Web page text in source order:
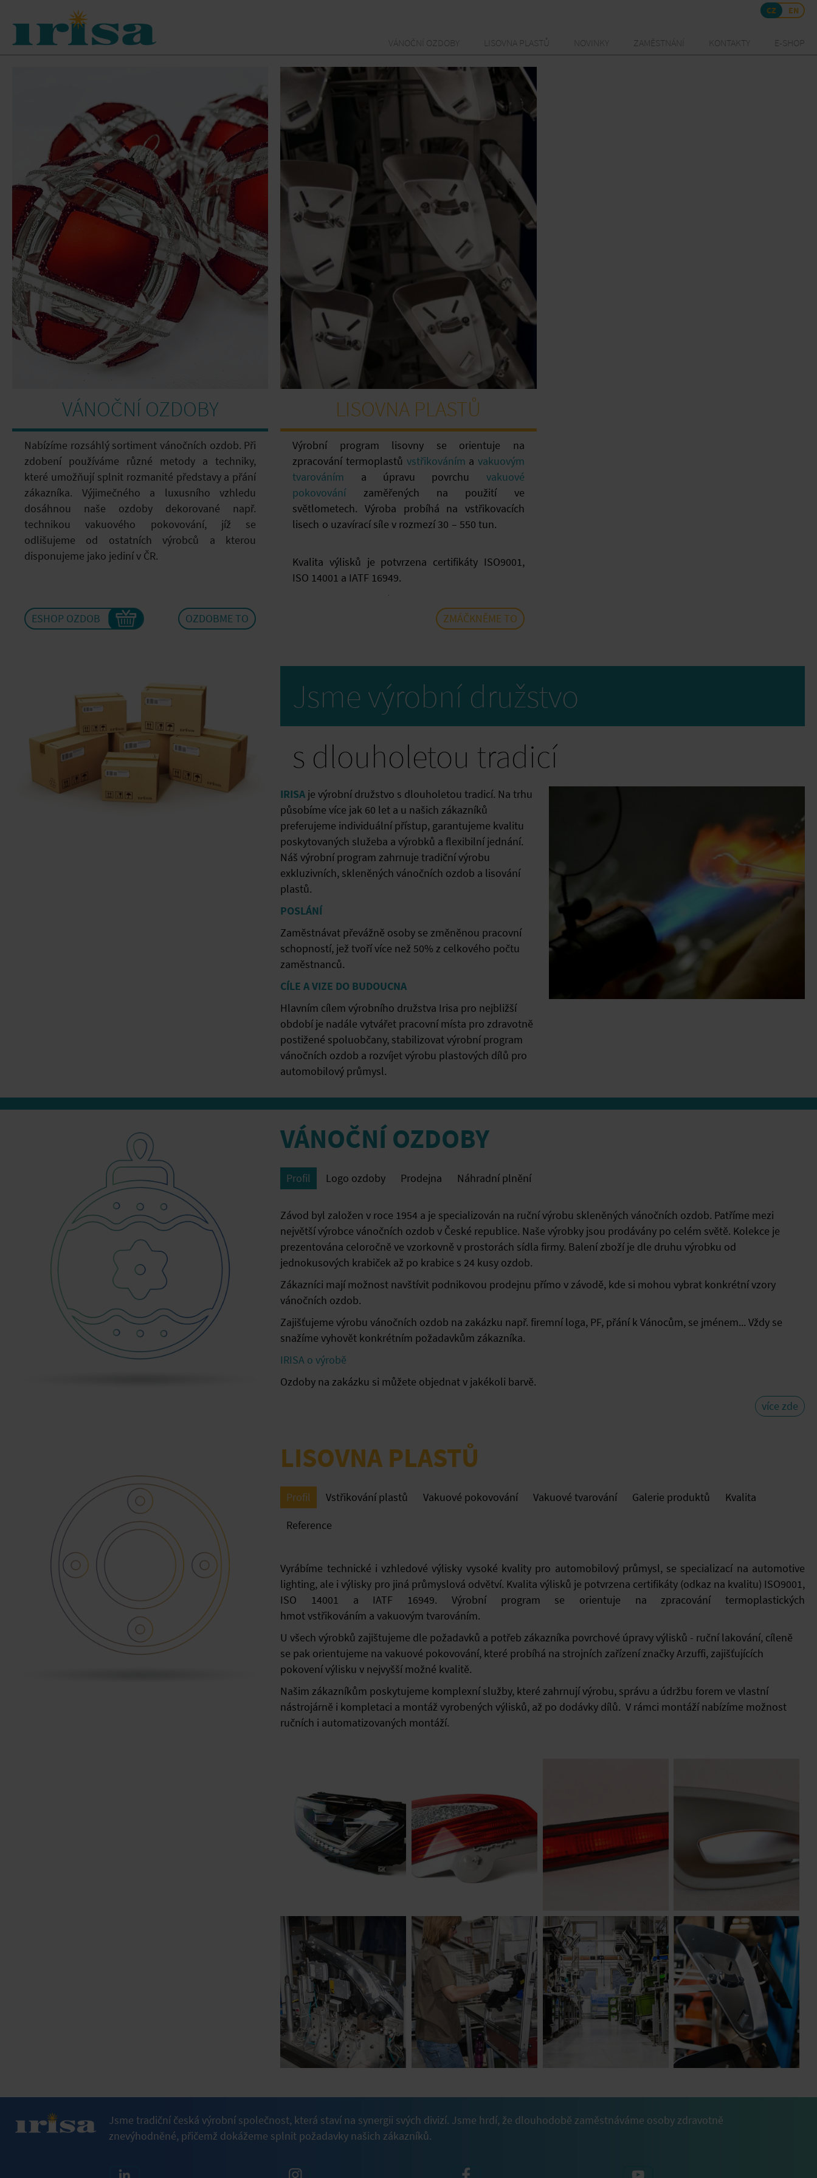
CZ EN
E-SHOP
KONTAKTY
ZAMĚSTNÁNÍ
NOVINKY
LISOVNA PLASTŮ
VÁNOČNÍ OZDOBY
VÁNOČNÍ OZDOBY
Nabízíme rozsáhlý sortiment vánočních ozdob. Při
zdobení používáme různé metody a techniky,
které umožňují splnit rozmanité představy a přání
zákazníka. Výjimečného a luxusního vzhledu
dosáhnou naše ozdoby dekorované např.
technikou vakuového pokovování, jíž se
odlišujeme od ostatních výrobců a kterou
disponujeme jako jediní v ČR.
OZDOBME TO
ESHOP OZDOB
LISOVNA PLASTŮ
Výrobní program lisovny se orientuje na
zpracování termoplastů vstřikováním a vakuovým
tvarováním
a úpravu povrchu vakuové
pokovování zaměřených na použití ve
světlometech. Výroba probíhá na vstřikovacích
lisech o uzavírací síle v rozmezí 30 – 550 tun.
Kvalita výlisků je potvrzena certifikáty ISO9001,
ISO 14001 a IATF 16949.
Produkce je převážně zaměřena na oblast
Automotive. Vyrábíme díly do předních a zadních
světlometů, blinkry, vnitřní osvětlení a další
zákazníci z oblasti office, balení nebo výbušnin.
ZMÁČKNĚME TO
Jsme výrobní družstvo
s dlouholetou tradicí
IRISA je výrobní družstvo s dlouholetou tradicí. Na trhu
působíme více jak 60 let a u našich zákazníků
preferujeme individuální přístup, garantujeme kvalitu
poskytovaných služeba a výrobků a flexibilní jednání.
Náš výrobní program zahrnuje tradiční výrobu
exkluzivních, skleněných vánočních ozdob a lisování
plastů.
POSLÁNÍ
Zaměstnávat převážně osoby se změněnou pracovní
schopností, jež tvoří více než 50% z celkového počtu
zaměstnanců.
CÍLE A VIZE DO BUDOUCNA
Hlavním cílem výrobního družstva Irisa pro nejbližší
období je nadále vytvářet pracovní místa pro zdravotně
postižené spoluobčany, stabilizovat výrobní program
vánočních ozdob a rozvíjet výrobu plastových dílů pro
automobilový průmysl.
VÁNOČNÍ OZDOBY
Profil Logo ozdoby Prodejna Náhradní plnění
Závod byl založen v roce 1954 a je specializován na ruční výrobu skleněných vánočních ozdob. Patříme mezi
největší výrobce vánočních ozdob v České republice. Naše výrobky jsou prodávány po celém světě. Kolekce je
prezentována celoročně ve vzorkovně v prostorách sídla firmy. Balení zboží je dle druhu výrobku od
jednokusových krabiček až po krabice s 24 kusy ozdob.
Zákazníci mají možnost navštívit podnikovou prodejnu přímo v závodě, kde si mohou vybrat konkrétní vzory
vánočních ozdob.
Zajišťujeme výrobu vánočních ozdob na zakázku např. firemní loga, PF, přání k Vánocům, se jménem... Vždy se
snažíme vyhovět konkrétním požadavkům zákazníka.
IRISA o výrobě
Ozdoby na zakázku si můžete objednat v jakékoli barvě.
více zde
LISOVNA PLASTŮ
Profil Vstřikování plastů Vakuové pokovování Vakuové tvarování Galerie produktů Kvalita
Reference
Vyrábíme technické i vzhledové výlisky vysoké kvality pro automobilový průmysl, se specializací na automotive
lighting, ale i výlisky pro jiná průmyslová odvětví. Kvalita výlisků je potvrzena certifikáty (odkaz na kvalitu) ISO9001,
ISO 14001 a IATF 16949. Výrobní program se orientuje na zpracování termoplastických
hmotvstřikováním avakuovým tvarováním.
U všech výrobků zajištujeme dle požadavků a potřeb zákazníka povrchové úpravy výlisků - ruční lakování, cíleně
se pak orientujeme na vakuové pokovování, které probíhá na strojních zařízení značky Arzuffi, zajišťujících
pokovení výlisku v nejvyšší možné kvalitě.
Našim zákazníkům poskytujeme komplexní služby, které zahrnují výrobu, správu a údržbu forem ve vlastní
nástrojárně i kompletaci a montáž vyrobených výlisků, až po dodávky dílů. V rámci montáží nabízíme možnost
ručních i automatizovaných montáží.
Jsme tradiční česká výrobní společnost, která staví na synergii svých divizí. Jsme hrdí, že dlouhodobě zaměstnáváme osoby zdravotně
znevýhodněné, přičemž dokážeme splnit požadavky našich zákazníků.